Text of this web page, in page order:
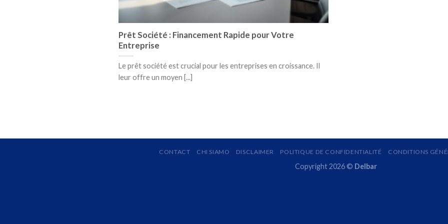
Prêt Société : Financement Rapide pour Votre
Entreprise
Le prêt société est crucial pour les entreprises en croissance. Il
leur offre un moyen [...]
CONTACT CHI SIAMO DISCLAIMER POLITIQUE DE CONFIDENTIALITÉ CONDITIONS
Copyright 2026 © Delbar